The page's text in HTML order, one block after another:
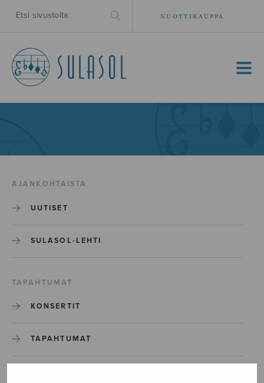
NUOTTIKAUPPA
MENU
AJANKOHTAISTA
UUTISET
SULASOL-LEHTI
TAPAHTUMAT
KONSERTIT
TAPAHTUMAT